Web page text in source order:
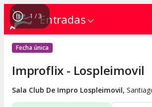
Entradas
1 /3
Fecha única
Improflix - Lospleimovil
Sala Club De Impro Lospleimovil,